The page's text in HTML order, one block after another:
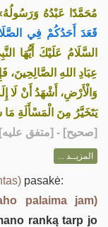
مُحَمَّدًا عَبْدُهُ
قَعَدَ أَحَدُكُمْ فِي
السَّلَامُ عَلَيْكَ أَيُّهَا
عِبَادِ اللهِ
وَالْأَرْضِ، أَشْهَدُ أَنْ لَا
يَتَخَيَّرُ مِنَ الْمَسْأَلَةِ
[صحيح] - [متفق عليه] -
المزيــد ...
pasakė:
palaima jam)
ranką tarp jo